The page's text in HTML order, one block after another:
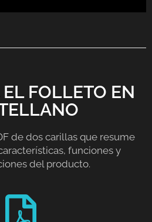
FOLLETO EN
de dos carillas que resume
funciones y
del producto.